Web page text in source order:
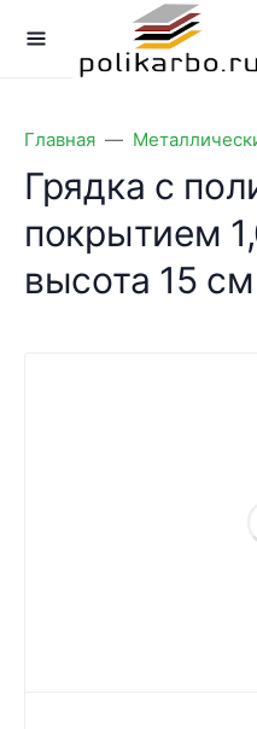
Главная
Грядка с
покрытием
высота 15 см